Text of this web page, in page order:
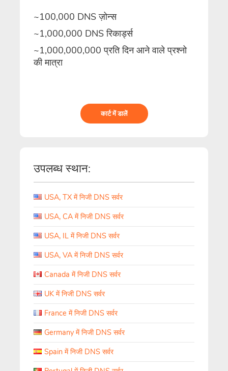
~100,000 DNS ज़ोन्स
~1,000,000 DNS रिकार्ड्स
~1,000,000,000 प्रति दिन आने वाले प्रश्नो
की मात्रा
कार्ट में डालें
उपलब्ध स्थान:
USA, TX में निजी DNS सर्वर
USA, CA में निजी DNS सर्वर
USA, IL में निजी DNS सर्वर
USA, VA में निजी DNS सर्वर
Canada में निजी DNS सर्वर
UK में निजी DNS सर्वर
France में निजी DNS सर्वर
Germany में निजी DNS सर्वर
Spain में निजी DNS सर्वर